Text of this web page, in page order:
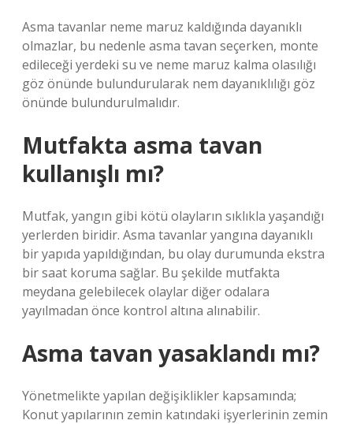
Asma tavanlar neme maruz kaldığında dayanıklı
olmazlar, bu nedenle asma tavan seçerken, monte
edileceği yerdeki su ve neme maruz kalma olasılığı
göz önünde bulundurularak nem dayanıklılığı göz
önünde bulundurulmalıdır.
Mutfakta asma tavan
kullanışlı mı?
Mutfak, yangın gibi kötü olayların sıklıkla yaşandığı
yerlerden biridir. Asma tavanlar yangına dayanıklı
bir yapıda yapıldığından, bu olay durumunda ekstra
bir saat koruma sağlar. Bu şekilde mutfakta
meydana gelebilecek olaylar diğer odalara
yayılmadan önce kontrol altına alınabilir.
Asma tavan yasaklandı mı?
Yönetmelikte yapılan değişiklikler kapsamında;
Konut yapılarının zemin katındaki işyerlerinin zemin